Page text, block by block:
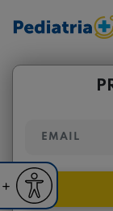
czcionkę
czcionka
Powiększ czcionkę